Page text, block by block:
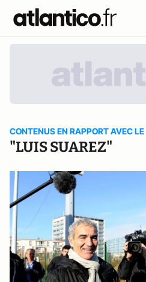
CONTENUS EN RAPPORT AVEC
"LUIS SUAREZ"